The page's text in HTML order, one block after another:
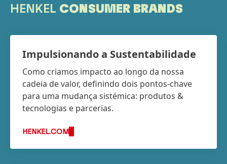
HENKEL CONSUMER BRANDS
Impulsionando a Sustentabilidade
Como criamos impacto ao longo da nossa
cadeia de valor, definindo dois pontos-chave
para uma mudança sistémica: produtos &
tecnologias e parcerias.
HENKEL.COM